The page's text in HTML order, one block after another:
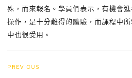
殊，而來報名。學員們表示，有機會
操作，是十分難得的體驗，而課程中
中也很受用。
PREVIOUS